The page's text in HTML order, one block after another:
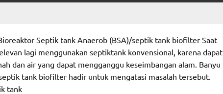
Septik tank Anaerob (BSA)/septik tank biofilter Saat
lagi menggunakan septiktank konvensional, karena dapat
dan air yang dapat mengganggu keseimbangan alam. Banyu
tank biofilter hadir untuk mengatasi masalah tersebut.
tank